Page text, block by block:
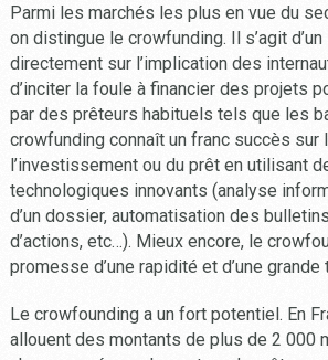
Parmi les marchés les plus en vue du
on distingue le crowfunding. Il s’agit
directement sur l’implication des
d’inciter la foule à financier des projets
par des prêteurs habituels tels que les
crowfunding connaît un franc succès sur
l’investissement ou du prêt en utilisant
technologiques innovants (analyse
d’un dossier, automatisation des
d’actions, etc…). Mieux encore, le
promesse d’une rapidité et d’une grande
Le crowfounding a un fort potentiel. En
allouent des montants de plus de 2 000